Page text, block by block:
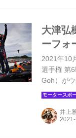
大津弘
ーフォ
2021年10
選手権 第
Goh）が
野尻智紀
井上